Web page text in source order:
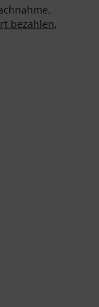
bezahlen,